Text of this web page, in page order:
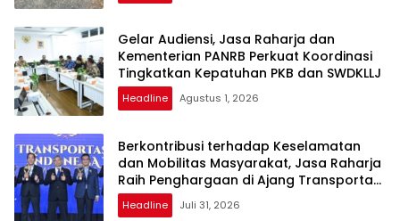
Gelar Audiensi, Jasa Raharja dan
Kementerian PANRB Perkuat Koordinasi
Tingkatkan Kepatuhan PKB dan SWDKLLJ
Headline Agustus 1, 2026
Berkontribusi terhadap Keselamatan
dan Mobilitas Masyarakat, Jasa Raharja
Raih Penghargaan di Ajang Transportasi
Indonesia Awards 2026
Headline Juli 31, 2026